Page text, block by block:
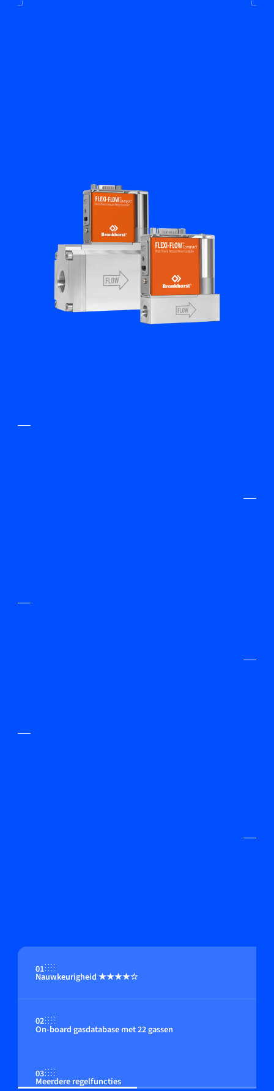
01
Nauwkeurigheid ★★★★☆
02
On-board gasdatabase met 22 gassen
03
Meerdere regelfuncties